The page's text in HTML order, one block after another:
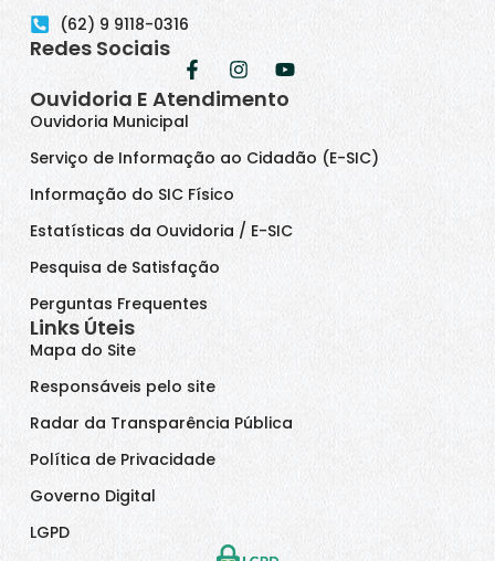
(62) 9 9118-0316
Redes Sociais
Ouvidoria E Atendimento
Ouvidoria Municipal
Serviço de Informação ao Cidadão (E-SIC)
Informação do SIC Físico
Estatísticas da Ouvidoria / E-SIC
Pesquisa de Satisfação
Perguntas Frequentes
Links Úteis
Mapa do Site
Responsáveis pelo site
Radar da Transparência Pública
Política de Privacidade
Governo Digital
LGPD